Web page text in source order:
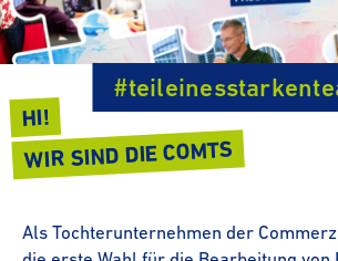
Start
HI!
WIR SIND DIE COMTS
Als Toch­ter­un­ter­nehmen der